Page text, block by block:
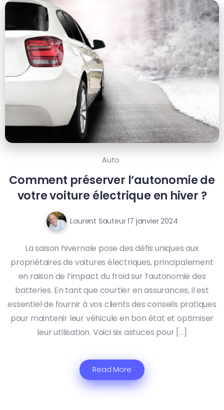
Auto
Comment préserver l’autonomie de
votre voiture électrique en hiver ?
Laurent Sauteur 17 janvier 2024
La saison hivernale pose des défis uniques aux
propriétaires de voitures électriques, principalement
en raison de l’impact du froid sur l’autonomie des
batteries. En tant que courtier en assurances, il est
essentiel de fournir à vos clients des conseils pratiques
pour maintenir leur véhicule en bon état et optimiser
leur utilisation. Voici six astuces pour […]
Read More